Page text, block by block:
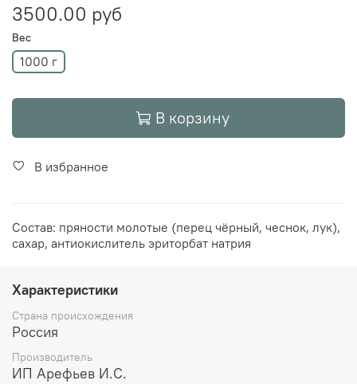
3500.00 руб
Вес
1000 г
В корзину
В избранное
Состав: пряности молотые (перец чёрный, чеснок, лук),
сахар, антиокислитель эриторбат натрия
Характеристики
Страна происхождения
Россия
Производитель
ИП Арефьев И.С.